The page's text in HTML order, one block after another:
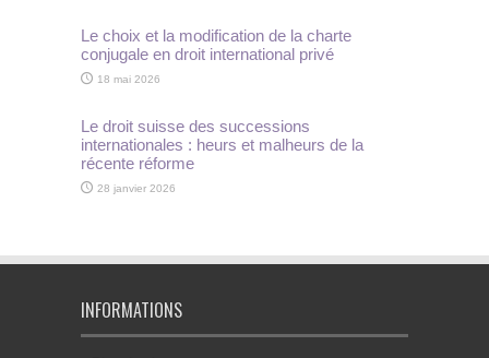
Le choix et la modification de la charte
conjugale en droit international privé
18 mai 2026
Le droit suisse des successions
internationales : heurs et malheurs de la
récente réforme
28 janvier 2026
INFORMATIONS